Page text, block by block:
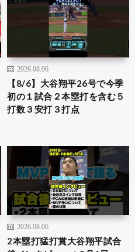
2026.08.06
【8/6】大谷翔平26号で今季
初の１試合２本塁打を含む５
打数３安打３打点
2026.08.06
2本塁打猛打賞大谷翔平試合